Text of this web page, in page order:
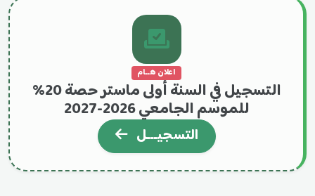
اعلان هــام
التسجيل في السنة أولى ماستر حصة 20%
للموسم الجامعي 2026-2027
التسجيـــل